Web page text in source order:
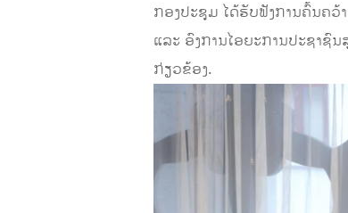
ກອງປະຊຸມ ໄດ້ຮັບຟັງການຄົ້ນຄວ້
ແລະ ອົງການໄອຍະການປະຊາຊົ
ກ່ຽວຂ້ອງ.